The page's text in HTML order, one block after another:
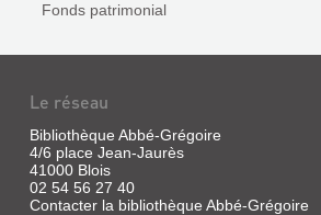
Fonds patrimonial
Le réseau
Bibliothèque Abbé-Grégoire
4/6 place Jean-Jaurès
41000 Blois
02 54 56 27 40
Contacter la bibliothèque Abbé-Grégoire